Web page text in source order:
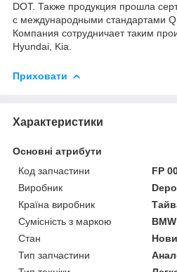
DOT. Также продукция прошла
с международными стандартами
Компания сотрудничает таким
Hyundai, Kia.
Приховати
Характеристики
Основні атрибути
Код запчастини
FP
Виробник
Depo
Країна виробник
Сумісність з маркою
BMW
Стан
Тип запчастини